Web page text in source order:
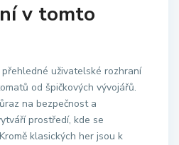
v tomto
uživatelské rozhraní
od špičkových vývojářů.
na bezpečnost a
prostředí, kde se
klasických her jsou k